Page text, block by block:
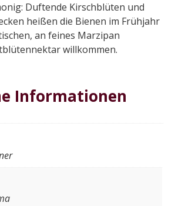
Duftende Kirschblüten und
heißen die Bienen im Frühjahr
an feines Marzipan
willkommen.
Informationen